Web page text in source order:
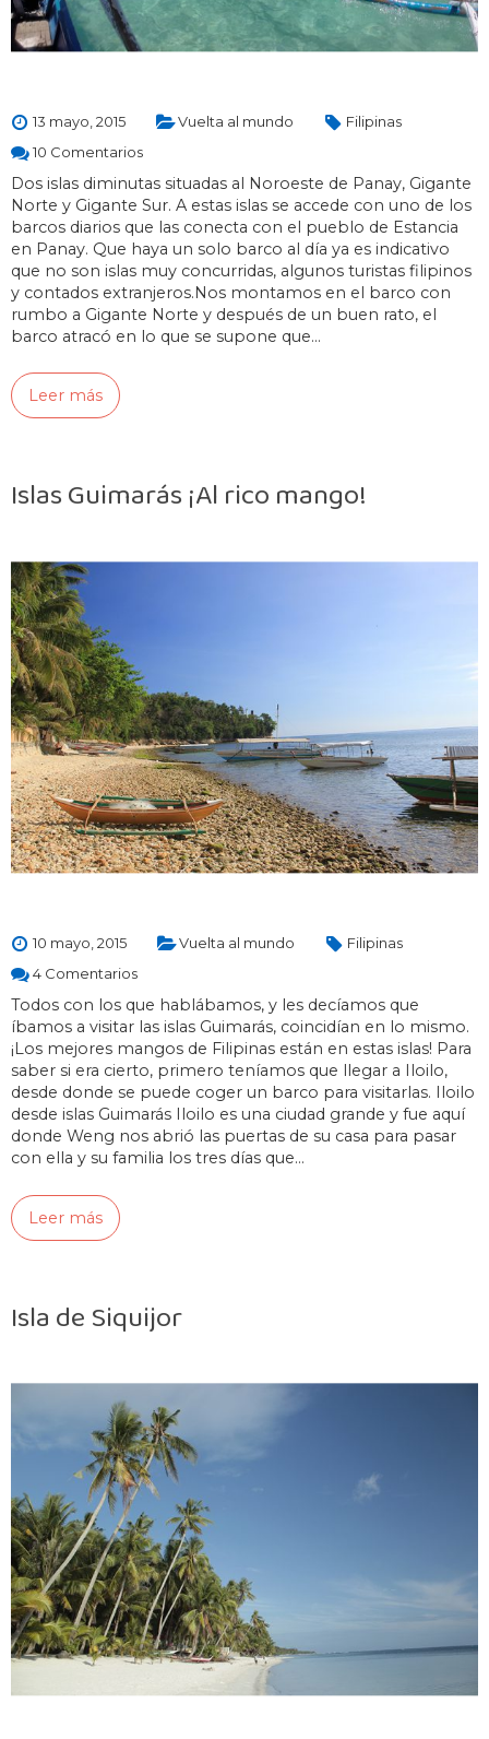
13 mayo, 2015 Vuelta al mundo
Filipinas
10 Comentarios
Dos islas diminutas situadas al Noroeste de Panay, Gigante
Norte y Gigante Sur. A estas islas se accede con uno de los
barcos diarios que las conecta con el pueblo de Estancia
en Panay. Que haya un solo barco al día ya es indicativo
que no son islas muy concurridas, algunos turistas filipinos
y contados extranjeros.Nos montamos en el barco con
rumbo a Gigante Norte y después de un buen rato, el
barco atracó en lo que se supone que…
Leer más
Islas Guimarás ¡Al rico mango!
10 mayo, 2015 Vuelta al mundo
Filipinas
4 Comentarios
Todos con los que hablábamos, y les decíamos que
íbamos a visitar las islas Guimarás, coincidían en lo mismo.
¡Los mejores mangos de Filipinas están en estas islas! Para
saber si era cierto, primero teníamos que llegar a Iloilo,
desde donde se puede coger un barco para visitarlas. Iloilo
desde islas Guimarás Iloilo es una ciudad grande y fue aquí
donde Weng nos abrió las puertas de su casa para pasar
con ella y su familia los tres días que…
Leer más
Isla de Siquijor